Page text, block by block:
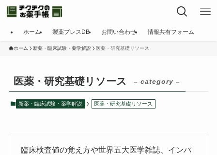
ホーム 製薬プレスDB お問い合わせ 情報共有フォーム
ホーム 新薬・臨床試験・薬学解説 医薬・研究基礎リソース
医薬・研究基礎リソース – category –
新薬・臨床試験・薬学解説 医薬・研究基礎リソース
臨床検査値の覚え方や世界五大医学雑誌、インパ